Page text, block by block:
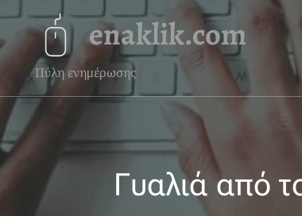
enaklik.com
Πύλη ενημέρωσης
Γυαλιά από